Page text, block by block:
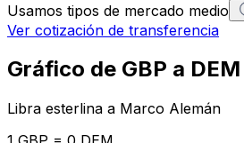
Usamos tipos de mercado medio
Ver cotización de transferencia
Gráfico de GBP a DEM
Libra esterlina a Marco Alemán